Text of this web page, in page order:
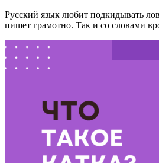
Русский язык любит подкидывать
пишет грамотно. Так и со словами